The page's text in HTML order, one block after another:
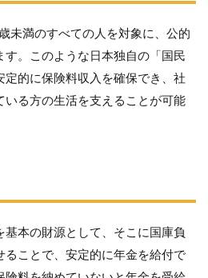
未満のすべての人を対象に、公的
。このような日本独自の「国民
定的に保険料収入を確保でき、社
る方の生活を支えることが可能
本の財源として、そこに国庫負
ことで、安定的に年金を給付で